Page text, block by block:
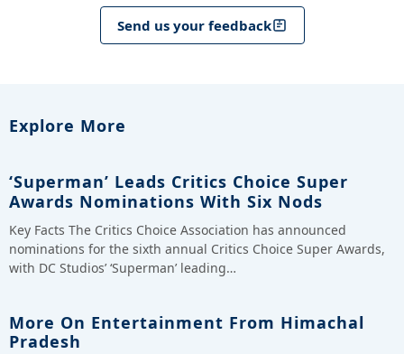
Send us your feedback
Explore More
‘Superman’ Leads Critics Choice Super
Awards Nominations With Six Nods
Key Facts The Critics Choice Association has announced
nominations for the sixth annual Critics Choice Super Awards,
with DC Studios’ ‘Superman’ leading…
More On Entertainment From Himachal
Pradesh